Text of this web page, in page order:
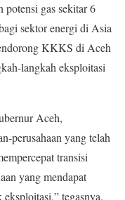
potensi gas sekitar 6
sektor energi di Asia
KKKS di Aceh
langkah eksploitasi
Aceh,
perusahaan yang telah
transisi
yang mendapat
tegasnya.